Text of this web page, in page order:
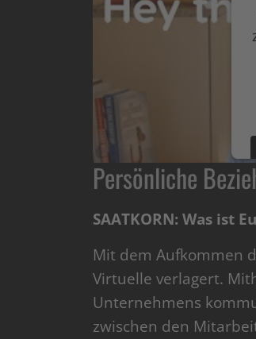
Persönliche
SAATKORN: Was ist
Mit dem Aufkommen
Virtuelle verlagert.
Unternehmens
zwischen den